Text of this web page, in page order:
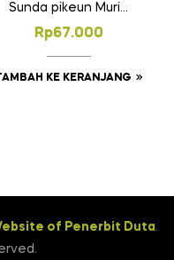
Sunda pikeun Murid
SMP/MTs Kelas VIII
Rp67.000
KE KERANJANG
of Penerbit Duta.